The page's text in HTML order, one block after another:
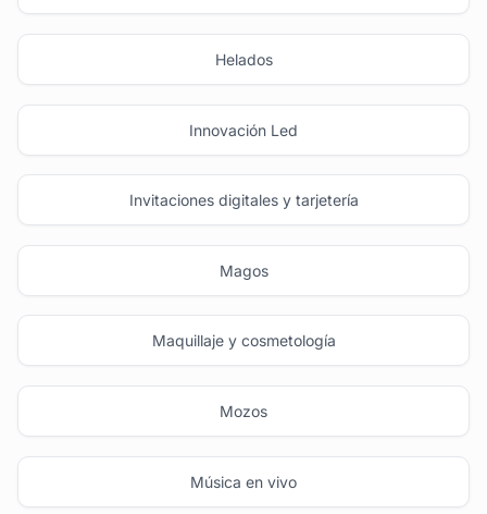
Helados
Innovación Led
Invitaciones digitales y tarjetería
Magos
Maquillaje y cosmetología
Mozos
Música en vivo